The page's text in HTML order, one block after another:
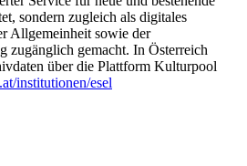
sondern zugleich als digitales
Allgemeinheit sowie der
zugänglich gemacht. In Österreich
über die Plattform Kulturpool
institutionen/esel